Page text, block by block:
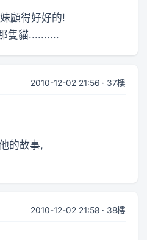
顧得好好的!
隻貓..........
2010-12-02 21:56 · 37樓
的故事,
2010-12-02 21:58 · 38樓